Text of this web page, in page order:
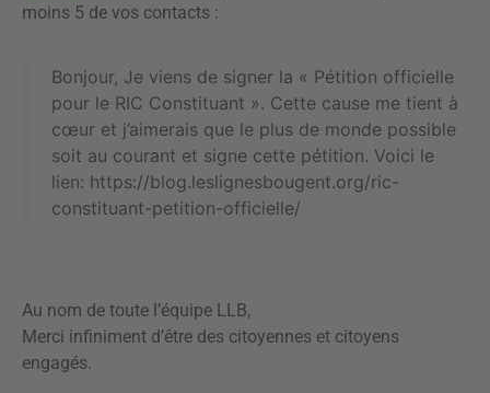
moins 5 de vos contacts :
Bonjour, Je viens de signer la « Pétition officielle
pour le RIC Constituant ». Cette cause me tient à
cœur et j’aimerais que le plus de monde possible
soit au courant et signe cette pétition. Voici le
lien: https://blog.leslignesbougent.org/ric-
constituant-petition-officielle/
Au nom de toute l’équipe LLB,
Merci infiniment d’être des citoyennes et citoyens
engagés.